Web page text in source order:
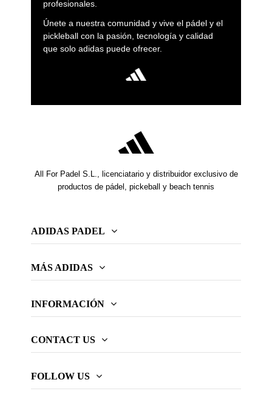
profesionales.
Únete a nuestra comunidad y vive el pádel y el
pickleball con la pasión, tecnología y calidad
que solo adidas puede ofrecer.
All For Padel S.L., licenciatario y distribuidor exclusivo de
productos de pádel, pickeball y beach tennis
ADIDAS PADEL
MÁS ADIDAS
INFORMACIÓN
CONTACT US
FOLLOW US